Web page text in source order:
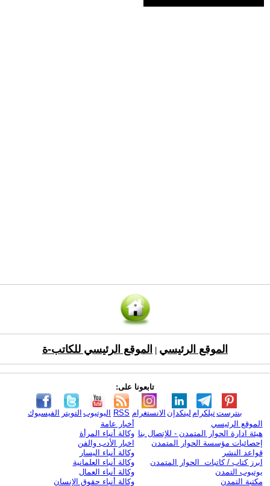
الموقع الرئيسي الموقع الرئيسي للكاتب-ة
تابعونا على:
الفيسبوك التويتر اليوتيوب RSS الانستغرام لينكدإن تيلكرامبنترست
الموقع الرئيسي
هيئة ادارة الحوار المتمدن - للإتصال بنا
إحصائيات مؤسسة الحوار المتمدن
قواعد النشر
ابرز كتاب / كاتبات الحوار المتمدن
يوتيوب التمدن
مكتبة التمدن
أخبار عامة
وكالة أنباء المرأة
اخبار الأدب والفن
وكالة أنباء اليسار
وكالة أنباء العلمانية
وكالة أنباء العمال
وكالة أنباء حقوق الإنسان